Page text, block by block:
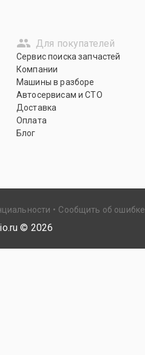
Для покупателей
Сервис поиска запчастей
Компании
Машины в разборе
Автосервисам и СТО
Доставка
Оплата
Блог
Сообщить об ошибке
© 2026